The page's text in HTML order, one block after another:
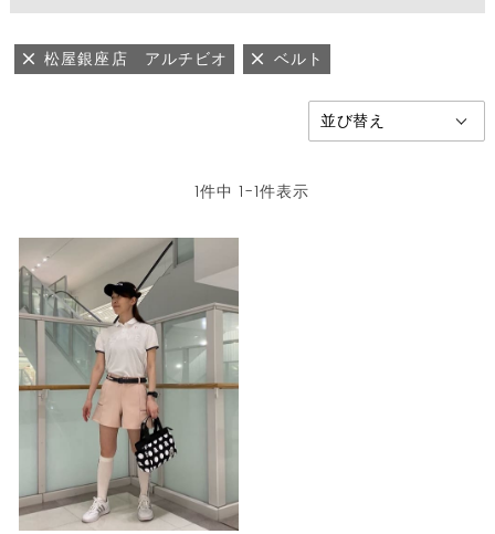
松屋銀座店 アルチビオ ベルト
1件中 1-1件表示